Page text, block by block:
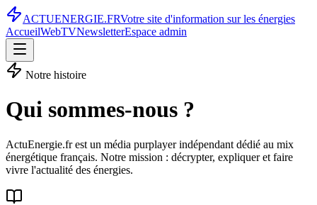
ACTUENERGIE.FRVotre site d'information sur les énergies
AccueilWebTVNewsletterEspace admin
Notre histoire
Qui sommes-nous ?
ActuEnergie.fr est un média purplayer indépendant dédié au mix
énergétique français. Notre mission : décrypter, expliquer et faire
vivre l'actualité des énergies.